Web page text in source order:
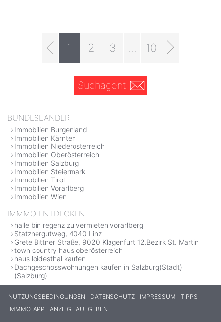
1 2 3 10
Suchagent
BUNDESLÄNDER
Immobilien Burgenland
Immobilien Kärnten
Immobilien Niederösterreich
Immobilien Oberösterreich
Immobilien Salzburg
Immobilien Steiermark
Immobilien Tirol
Immobilien Vorarlberg
Immobilien Wien
IMMMO ENTDECKEN
halle bin regenz zu vermieten vorarlberg
Statznergutweg, 4040 Linz
Grete Bittner Straße, 9020 Klagenfurt 12.Bezirk St. Martin
town country haus oberösterreich
haus loidesthal kaufen
Dachgeschosswohnungen kaufen in Salzburg(Stadt)
(Salzburg)
NUTZUNGSBEDINGUNGEN DATENSCHUTZ IMPRESSUM
TIPPS
IMMMO-APP
ANZEIGE AUFGEBEN